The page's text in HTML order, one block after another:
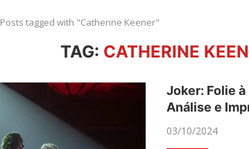
Posts tagged with "Catherine Keener"
TAG: CATHERINE
Joker: Folie
Análise e
03/10/2024